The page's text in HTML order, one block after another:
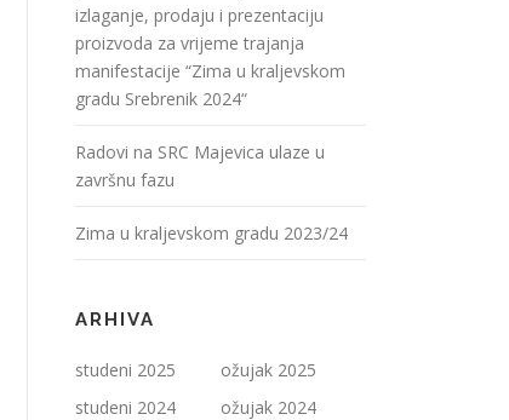
izlaganje, prodaju i prezentaciju
proizvoda za vrijeme trajanja
manifestacije “Zima u kraljevskom
gradu Srebrenik 2024“
Radovi na SRC Majevica ulaze u
završnu fazu
Zima u kraljevskom gradu 2023/24
ARHIVA
studeni 2025
ožujak 2025
studeni 2024
ožujak 2024